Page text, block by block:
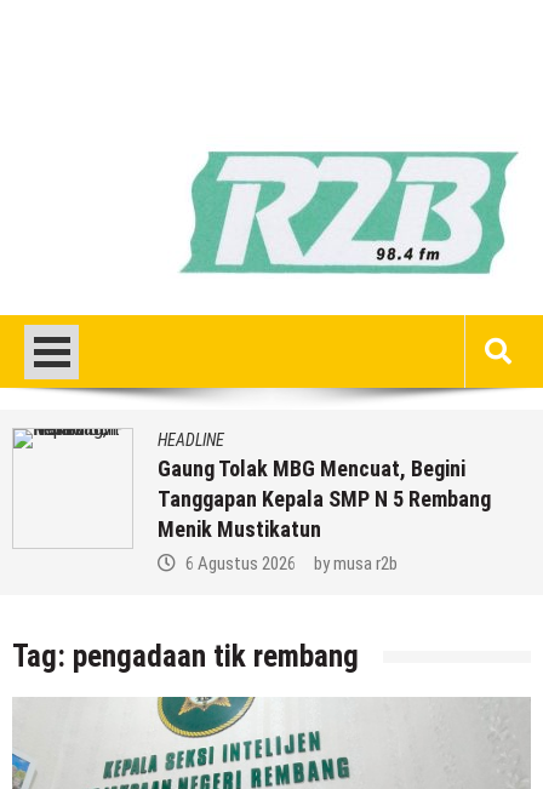
HEADLINE
Gaung Tolak MBG Mencuat, Begini
Tanggapan Kepala SMP N 5 Rembang
Menik Mustikatun
6 Agustus 2026 bymusa r2b
Tag: pengadaan tik rembang